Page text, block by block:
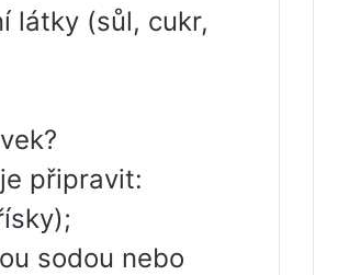
látky (sůl, cukr,
připravit:
sodou nebo